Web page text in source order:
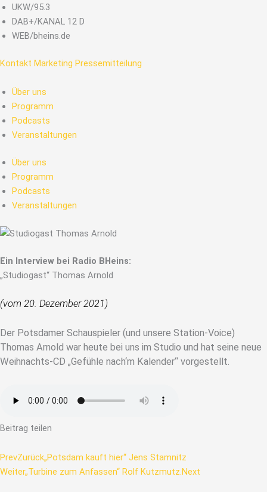
Zum
Inhalt
springen
UKW/95.3
DAB+/KANAL 12 D
WEB/bheins.de
Kontakt Marketing Pressemitteilung
Über uns
Programm
Podcasts
Veranstaltungen
Über uns
Programm
Podcasts
Veranstaltungen
Ein Interview bei Radio BHeins:
„Studiogast“ Thomas Arnold
(vom 20. Dezember 2021)
Der Potsdamer Schauspieler (und unsere Station-Voice)
Thomas Arnold war heute bei uns im Studio und hat seine neue
Weihnachts-CD „Gefühle nach‘m Kalender“ vorgestellt.
Beitrag teilen
PrevZurück„Potsdam kauft hier“ Jens Stamnitz
Weiter„Turbine zum Anfassen“ Rolf Kutzmutz.Next